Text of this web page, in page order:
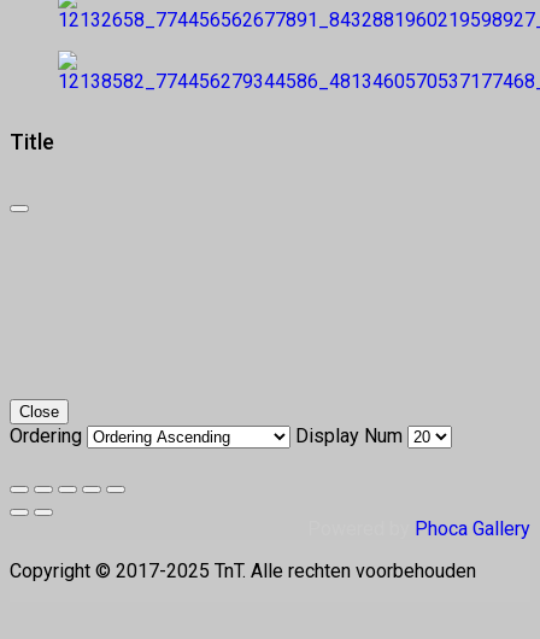
Title
Close
Ordering Display Num
Phoca Gallery
Copyright © 2017-2025 TnT. Alle rechten voorbehouden